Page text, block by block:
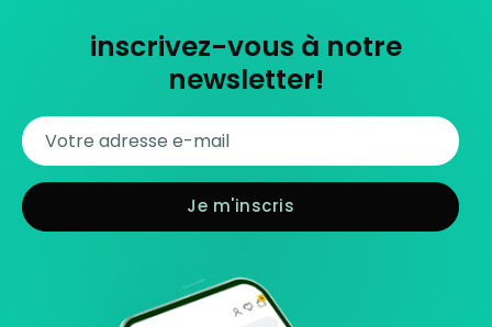
inscrivez-vous à notre
newsletter!